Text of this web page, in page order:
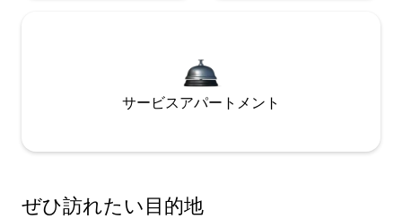
サービスアパートメント
ぜひ訪⁠れ⁠た⁠い目⁠的⁠地